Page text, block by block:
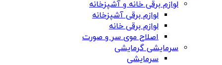
لوازم برقی خانه و آشپزخانه
لوازم برقی آشپزخانه
لوازم برقی خانه
اصلاح موی سر و صورت
سرمایشی گرمایشی
سرمایشی